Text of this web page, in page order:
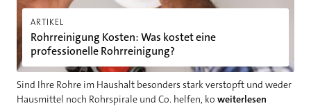
ARTIKEL
Rohrreinigung Kosten: Was kostet eine
professionelle Rohrreinigung?
Sind Ihre Rohre im Haushalt besonders stark verstopft und weder
Hausmittel noch Rohrspirale und Co. helfen, ko weiterlesen